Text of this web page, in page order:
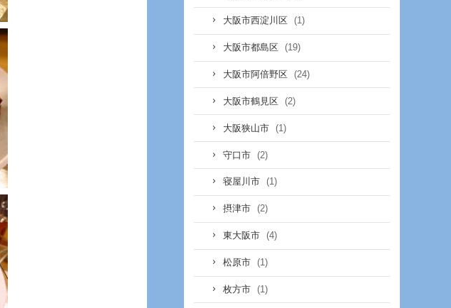
大阪市西淀川区 (1)
大阪市都島区 (19)
大阪市阿倍野区 (24)
大阪市鶴見区 (2)
大阪狭山市 (1)
守口市 (2)
寝屋川市 (1)
摂津市 (2)
東大阪市 (4)
松原市 (1)
枚方市 (1)